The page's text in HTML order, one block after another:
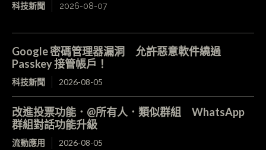
科技新聞 2026-08-07
Google 密碼管理器漏洞 允許惡意軟件繞過
Passkey 接管帳戶！
科技新聞 2026-08-05
改進投票功能．@所有人．類似群組 WhatsApp
群組對話功能升級
流動應用 2026-08-05